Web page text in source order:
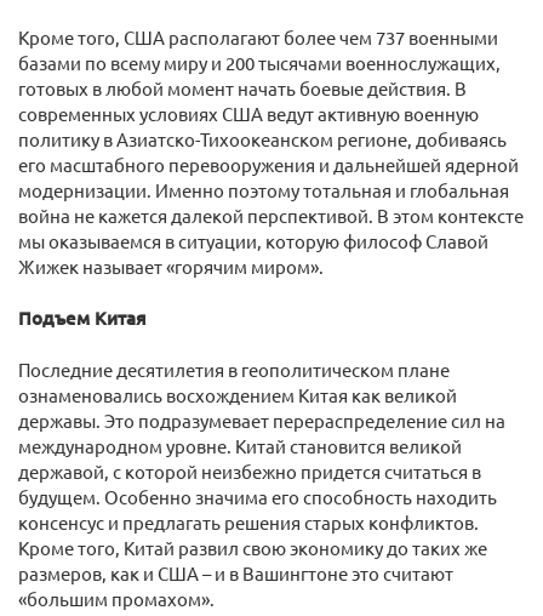
Кроме того, США располагают более чем 737 военными
базами по всему миру и 200 тысячами военнослужащих,
готовых в любой момент начать боевые действия. В
современных условиях США ведут активную военную
политику в Азиатско-Тихоокеанском регионе, добиваясь
его масштабного перевооружения и дальнейшей ядерной
модернизации. Именно поэтому тотальная и глобальная
война не кажется далекой перспективой. В этом контексте
мы оказываемся в ситуации, которую философ Славой
Жижек называет «горячим миром».
Подъем Китая
Последние десятилетия в геополитическом плане
ознаменовались восхождением Китая как великой
державы. Это подразумевает перераспределение сил на
международном уровне. Китай становится великой
державой, с которой неизбежно придется считаться в
будущем. Особенно значима его способность находить
консенсус и предлагать решения старых конфликтов.
Кроме того, Китай развил свою экономику до таких же
размеров, как и США – и в Вашингтоне это считают
«большим промахом».